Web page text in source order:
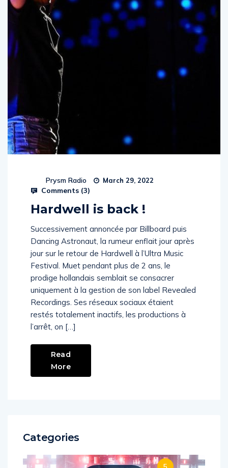
Prysm Radio
Successivement annoncée par Billboard puis
Dancing Astronaut, la rumeur enflait jour après
jour sur le retour de Hardwell à l’Ultra Music
Festival. Muet pendant plus de 2 ans, le
prodige hollandais semblait se consacrer
uniquement à la gestion de son label Revealed
Recordings. Ses réseaux sociaux étaient
restés totalement inactifs, les productions à
Read
More